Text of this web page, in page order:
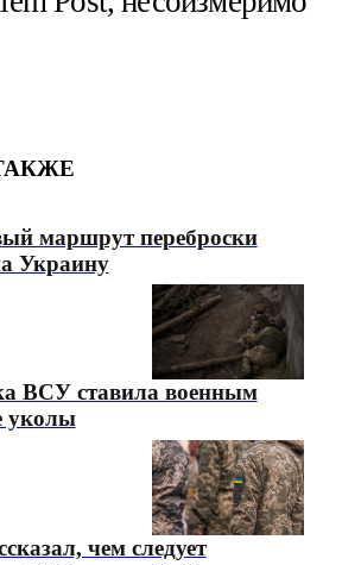
маршрут переброски
Украину
ВСУ ставила военным
уколы
чем следует